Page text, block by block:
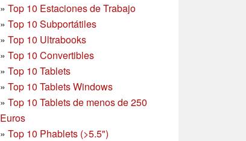
» Top 10 Estaciones de Trabajo
» Top 10 Subportátiles
» Top 10 Ultrabooks
» Top 10 Convertibles
» Top 10 Tablets
» Top 10 Tablets Windows
» Top 10 Tablets de menos de 250
Euros
» Top 10 Phablets (>5.5")